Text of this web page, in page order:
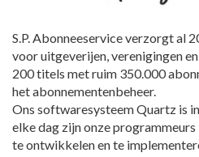
S.P. Abonneeservice verzorgt al
voor uitgeverijen, verenigingen
200 titels met ruim 350.000
het abonnementenbeheer.
Ons softwaresysteem Quartz is
elke dag zijn onze
te ontwikkelen en te